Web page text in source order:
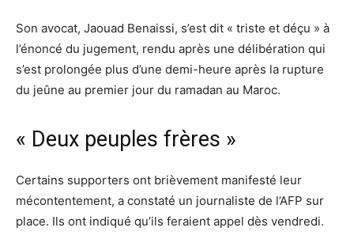
Son avocat, Jaouad Benaissi, s’est dit « triste et déçu » à
l’énoncé du jugement, rendu après une délibération qui
s’est prolongée plus d’une demi-heure après la rupture
du jeûne au premier jour du ramadan au Maroc.
« Deux peuples frères »
Certains supporters ont brièvement manifesté leur
mécontentement, a constaté un journaliste de l’AFP sur
place. Ils ont indiqué qu’ils feraient appel dès vendredi.